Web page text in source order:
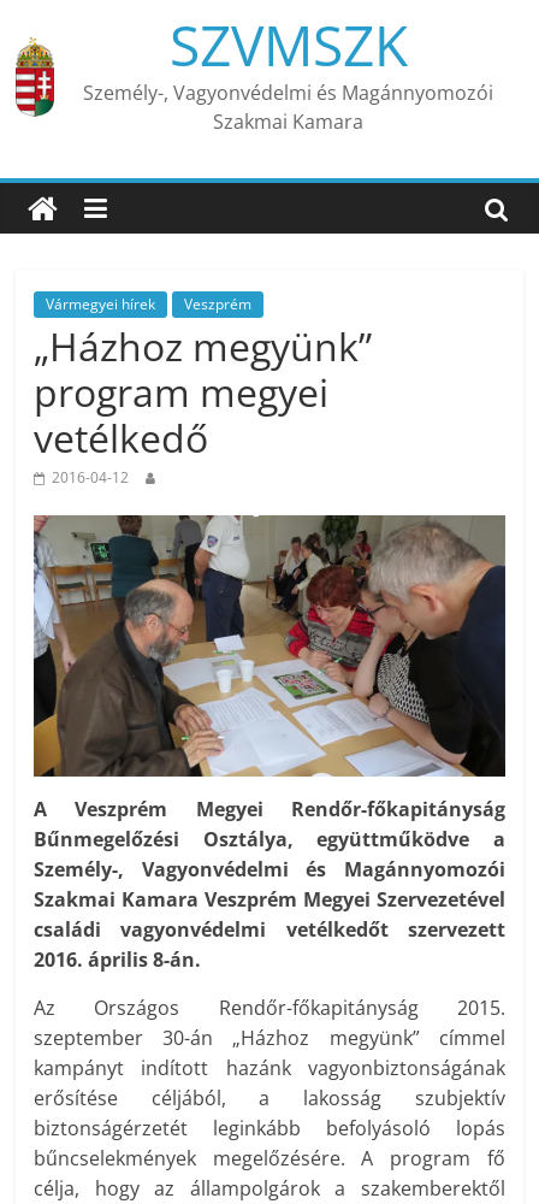
content
SZVMSZK
Személy-, Vagyonvédelmi és Magánnyomozói
Szakmai Kamara
Vármegyei hírek Veszprém
„Házhoz megyünk”
program megyei
vetélkedő
2016-04-12
A Veszprém Megyei Rendőr-főkapitányság
Bűnmegelőzési Osztálya, együttműködve a
Személy-, Vagyonvédelmi és Magánnyomozói
Szakmai Kamara Veszprém Megyei Szervezetével
családi vagyonvédelmi vetélkedőt szervezett
2016. április 8-án.
Az Országos Rendőr-főkapitányság 2015.
szeptember 30-án „Házhoz megyünk” címmel
kampányt indított hazánk vagyonbiztonságának
erősítése céljából, a lakosság szubjektív
biztonságérzetét leginkább befolyásoló lopás
bűncselekmények megelőzésére. A program fő
célja, hogy az állampolgárok a szakemberektől